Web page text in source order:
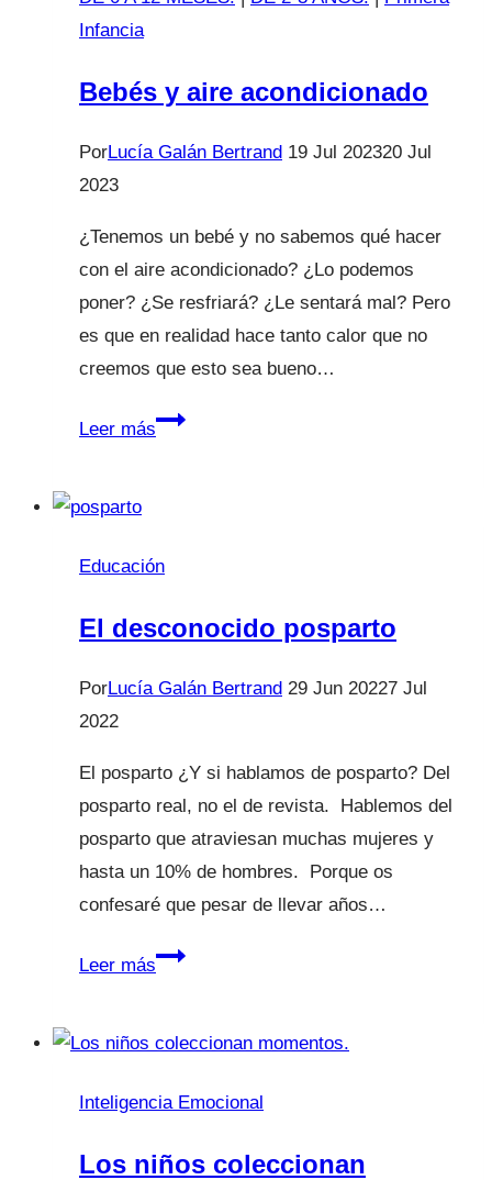
Infancia
Bebés y aire acondicionado
PorLucía Galán Bertrand 19 Jul 202320 Jul
2023
¿Tenemos un bebé y no sabemos qué hacer
con el aire acondicionado? ¿Lo podemos
poner? ¿Se resfriará? ¿Le sentará mal? Pero
es que en realidad hace tanto calor que no
creemos que esto sea bueno…
Leer másBebés
Educación
El desconocido posparto
PorLucía Galán Bertrand 29 Jun 20227 Jul
2022
El posparto ¿Y si hablamos de posparto? Del
posparto real, no el de revista. Hablemos del
posparto que atraviesan muchas mujeres y
hasta un 10% de hombres. Porque os
confesaré que pesar de llevar años…
Leer másEl
Inteligencia Emocional
Los niños coleccionan